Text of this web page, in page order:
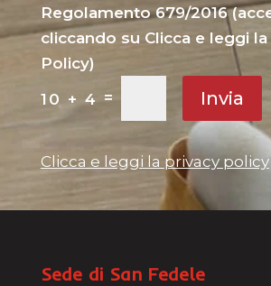
Regolamento 679/2016
cliccando su Clicca e leggi la
Policy)
10 + 4 = Invia
Clicca e leggi la privacy policy
Sede di San Fedele